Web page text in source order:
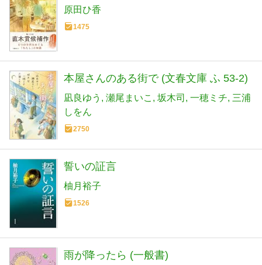
原田ひ香
1475
本屋さんのある街で (文春文庫 ふ 53-2)
凪良ゆう 瀬尾まいこ 坂木司 一穂ミチ 三浦
しをん
2750
誓いの証言
柚月裕子
1526
雨が降ったら (一般書)